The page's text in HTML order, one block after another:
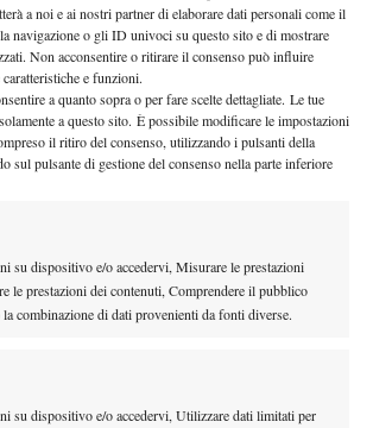
a noi e ai nostri partner di elaborare dati personali come il
navigazione o gli ID univoci su questo sito e di mostrare
Non acconsentire o ritirare il consenso può influire
e funzioni.
a quanto sopra o per fare scelte dettagliate. Le tue
a questo sito. È possibile modificare le impostazioni
il ritiro del consenso, utilizzando i pulsanti della
sul pulsante di gestione del consenso nella parte inferiore
su dispositivo e/o accedervi, Misurare le prestazioni
le prestazioni dei contenuti, Comprendere il pubblico
combinazione di dati provenienti da fonti diverse.
su dispositivo e/o accedervi, Utilizzare dati limitati per
2006 è stato il primo appuntamento con un
di lui, Jodar è, infatti, di un mese più
d’età ha reso la gara ancor più interessante,
verso l’altro che, però, non è mai
dalle parole del numero 31 del mondo
invidiabile, è un bel giocatore
DI TENDENZA